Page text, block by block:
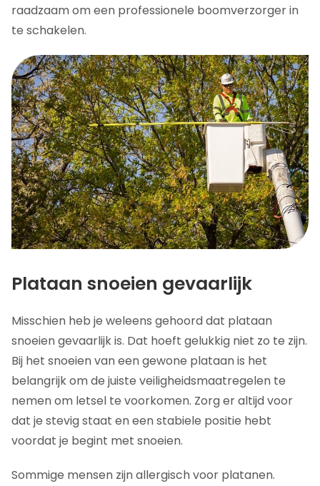
raadzaam om een professionele boomverzorger in
te schakelen.
Plataan snoeien gevaarlijk
Misschien heb je weleens gehoord dat plataan
snoeien gevaarlijk is. Dat hoeft gelukkig niet zo te zijn.
Bij het snoeien van een gewone plataan is het
belangrijk om de juiste veiligheidsmaatregelen te
nemen om letsel te voorkomen. Zorg er altijd voor
dat je stevig staat en een stabiele positie hebt
voordat je begint met snoeien.
Sommige mensen zijn allergisch voor platanen.